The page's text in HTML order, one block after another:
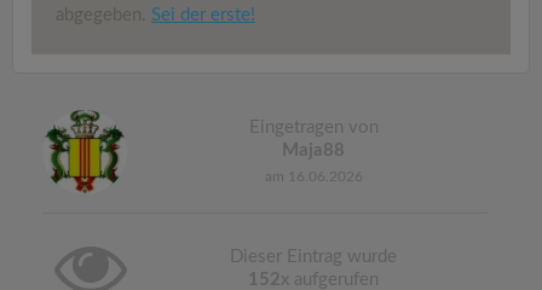
abgegeben. Sei der erste!
Eingetragen von
Maja88
am 16.06.2026
Dieser Eintrag wurde
152x aufgerufen